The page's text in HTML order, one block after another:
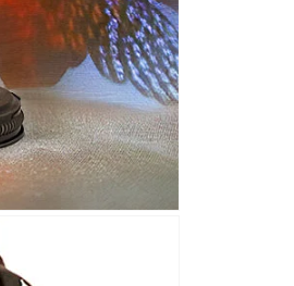
Correo electronico